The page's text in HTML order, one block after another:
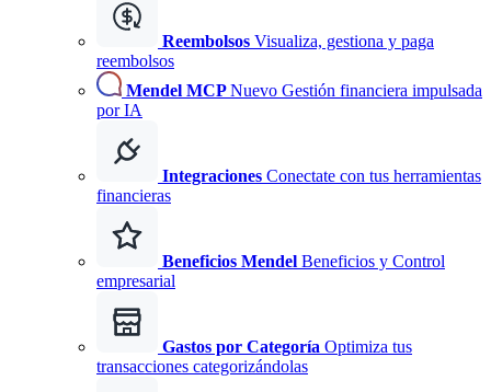
Reembolsos Visualiza, gestiona y paga
reembolsos
Mendel MCPNuevo Gestión financiera impulsada
por IA
Integraciones Conectate con tus herramientas
financieras
Beneficios Mendel Beneficios y Control
empresarial
Gastos por Categoría Optimiza tus
transacciones categorizándolas